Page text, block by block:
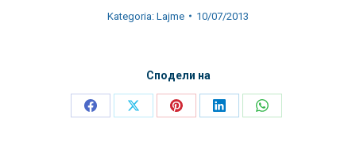
Kategoria: Lajme 10/07/2013
Сподели на
Share
Share
Share
Share
Share